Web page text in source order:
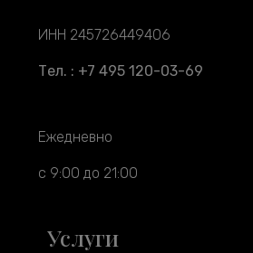
ИНН 245726449406
Тел. : +7 495 120-03-69
Ежедневно
с 9:00 до 21:00
Услуги